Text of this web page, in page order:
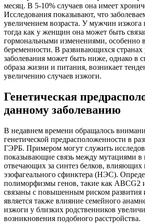
месяц. В 5-10% случаев она имеет
Исследования показывают, что
увеличением возраста. У мужчин изжога
тогда как у женщин она может быть
гормональными изменениями, особенно
беременности. В развивающихся странах
заболевания может быть ниже, однако в
образа жизни и питания, возникает
увеличению случаев изжоги.
Генетическая
данному заболеванию
В недавнем времени обращалось
генетической предрасположенности в
ГЭРБ. Примером могут служить
показывающие связь между мутациями в
отвечающих за синтез белков, влияющих
эзофагеального сфинктера (НЭС).
полиморфизмы генов, такие как ABCG2
связаны с повышенным риском
является также влияние семейного
изжоги у близких родственников
возникновения подобного расстройства.